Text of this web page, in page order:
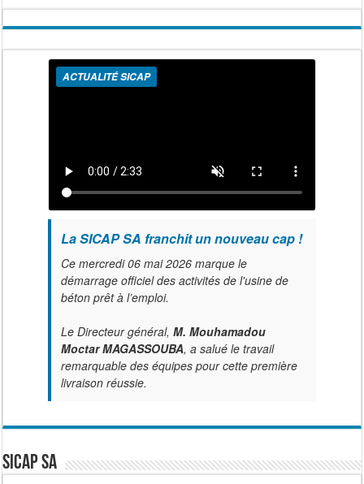
ACTUALITÉ SICAP
La SICAP SA franchit un nouveau cap !
Ce mercredi 06 mai 2026 marque le
démarrage officiel des activités de l'usine de
béton prêt à l’emploi.
Le Directeur général, M. Mouhamadou
Moctar MAGASSOUBA, a salué le travail
remarquable des équipes pour cette première
livraison réussie.
SICAP SA